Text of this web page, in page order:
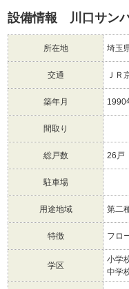
設備情報 川口サン
所在地 埼玉
交通 ＪＲ
築年月 1990
間取り
総戸数 26戸
駐車場
用途地域 第二
特徴 フロ
学区
小学
中学